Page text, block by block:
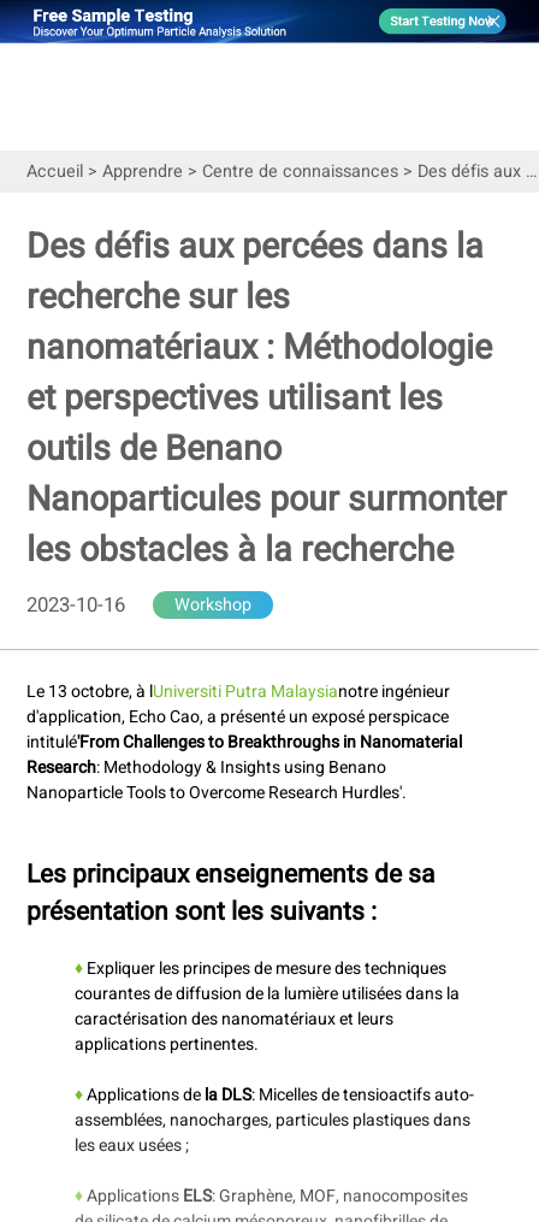
Accueil> Apprendre > Centre de connaissances> Des défis aux percées dans la recherche sur les nanomatériaux : Méthodologie et perspectives utilisant les outils de Benano Nanoparticules pour surmonter les obstacles à la recherche
Des défis aux percées dans la
recherche sur les
nanomatériaux : Méthodologie
et perspectives utilisant les
outils de Benano
Nanoparticules pour surmonter
les obstacles à la recherche
2023-10-16 Workshop
Le 13 octobre, à lUniversiti Putra Malaysianotre ingénieur
d'application, Echo Cao, a présenté un exposé perspicace
intitulé'From Challenges to Breakthroughs in Nanomaterial
Research: Methodology & Insights using Benano
Nanoparticle Tools to Overcome Research Hurdles'.
Les principaux enseignements de sa
présentation sont les suivants :
♦Expliquer les principes de mesure des techniques
courantes de diffusion de la lumière utilisées dans la
caractérisation des nanomatériaux et leurs
applications pertinentes.
♦Applications dela DLS: Micelles de tensioactifs auto-
assemblées, nanocharges, particules plastiques dans
les eaux usées ;
♦ApplicationsELS: Graphène, MOF, nanocomposites